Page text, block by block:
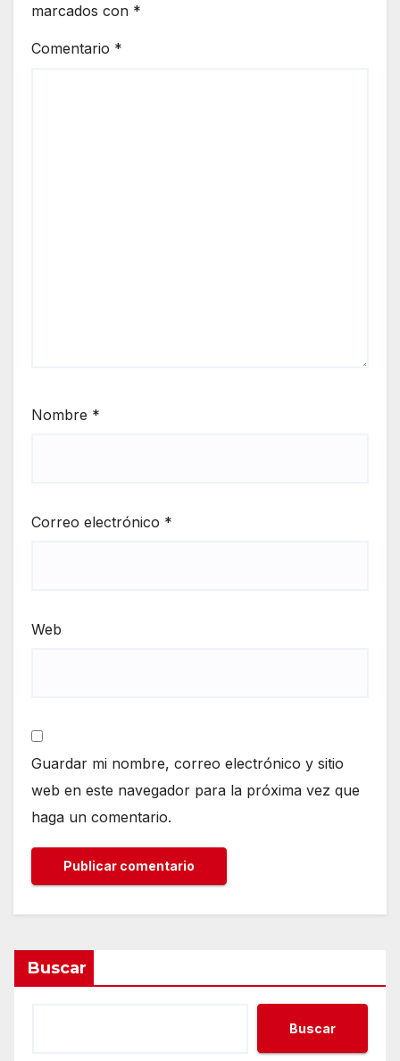
marcados con *
Comentario *
Nombre *
Correo electrónico *
Web
Guardar mi nombre, correo electrónico y sitio
web en este navegador para la próxima vez que
haga un comentario.
Buscar
Buscar